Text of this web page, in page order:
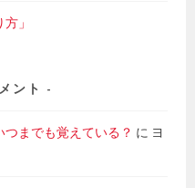
」
ント
までも覚えている？ に ヨ